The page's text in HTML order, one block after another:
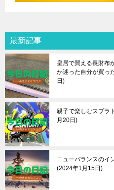
最新記事
皇居で買える長財布
か迷った自分が買っ
日
親子で楽しむスプラ
月20日
ニューバランスのイ
2024年1月15日